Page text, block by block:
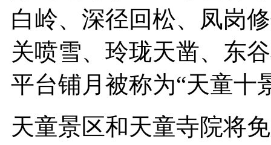
白岭、深径回松、凤岗
关喷雪、玲珑天凿、东
平台铺月被称为“天童十
天童景区和天童寺院将